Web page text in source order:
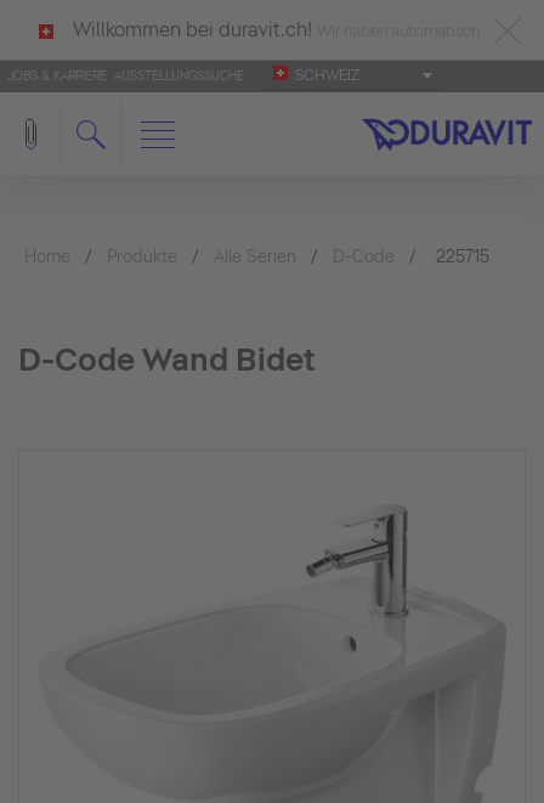
Willkommen bei duravit.ch!
deutsch als Ihre Sprache erkannt.
Français Italiano
JOBS & KARRIERE AUSSTELLUNGSSUCHE SCHWEIZ
Home Produkte Alle Serien D-Code 225715
D-Code Wand Bidet